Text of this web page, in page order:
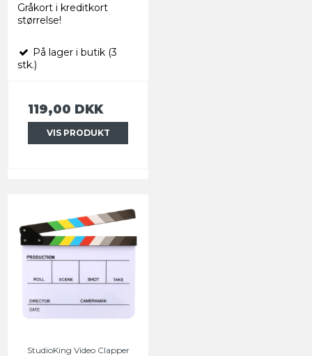
Gråkort i kreditkort
størrelse!
På lager i butik (3
stk.)
119,00 DKK
VIS PRODUKT
StudioKing Video Clapper